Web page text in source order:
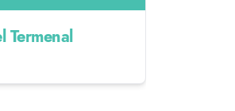
Termenal